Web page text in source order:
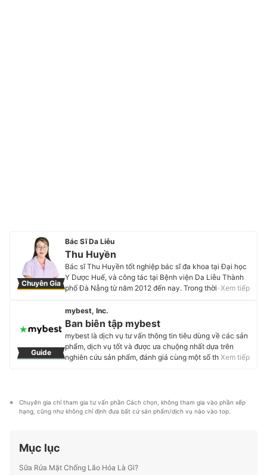
Chuyên Gia
Bác Sĩ Da Liễu
Thu Huyền
Bác sĩ Thu Huyền tốt nghiệp bác sĩ đa khoa tại Đại học
Y Dược Huế, và công tác tại Bệnh viện Da Liễu Thành
phố Đà Nẵng từ năm 2012 đến nay. Trong thời gian
tạo về chuyên khoa Da liễu tại Viện Da Liễu Trung
Ương Hà Nội và Viện Da liễu TP Hồ Chí Minh đồng thời
tham gia các chương trình và hội nghị Da Liễu toàn
quốc và quốc tế. Bác sĩ Huyền cũng tham gia nhiều
công trình nghiên cứu khoa học tại Bệnh viện được
đánh giá cao. Với kinh nghiệm nhiều năm trong lĩnh vực
Profile của Thu Huyền
Xem tiếp
Guide
mybest, Inc.
Ban biên tập mybest
mybest là dịch vụ tư vấn thông tin tiêu dùng về các sản
phẩm, dịch vụ tốt và được ưa chuộng nhất dựa trên
nghiên cứu sản phẩm, đánh giá cùng một số thực
hầu hết các lĩnh vực, từ Mỹ phẩm, Hàng tiêu dùng,
Thiết bị gia dụng đến các dịch vụ Tài chính, Chăm sóc
Xem tiếp
Chuyên gia chỉ tham gia tư vấn phần Cách chọn, không tham gia vào phần xếp
hạng, cũng như không chỉ định đưa bất cứ sản phẩm/dịch vụ nào vào top.
Mục lục
Sữa Rửa Mặt Chống Lão Hóa Là Gì?